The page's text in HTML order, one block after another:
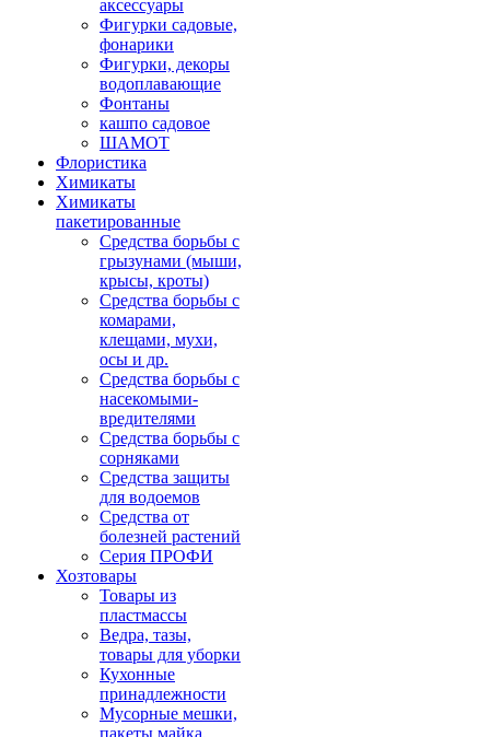
аксессуары
Фигурки садовые,
фонарики
Фигурки, декоры
водоплавающие
Фонтаны
кашпо садовое
ШАМОТ
Флористика
Химикаты
Химикаты
пакетированные
Средства борьбы с
грызунами (мыши,
крысы, кроты)
Средства борьбы с
комарами,
клещами, мухи,
осы и др.
Средства борьбы с
насекомыми-
вредителями
Средства борьбы с
сорняками
Средства защиты
для водоемов
Средства от
болезней растений
Серия ПРОФИ
Хозтовары
Товары из
пластмассы
Ведра, тазы,
товары для уборки
Кухонные
принадлежности
Мусорные мешки,
пакеты майка,